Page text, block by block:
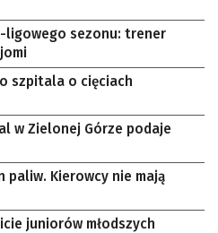
ligowego sezonu: trener
szpitala o cięciach
w Zielonej Górze podaje
paliw. Kierowcy nie mają
juniorów młodszych